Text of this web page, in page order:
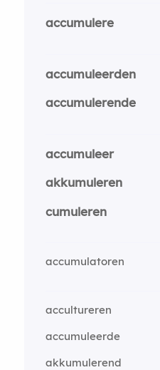
accumulere
accumuleerden
accumulerende
accumuleer
akkumuleren
cumuleren
accumulatoren
accultureren
accumuleerde
akkumulerend